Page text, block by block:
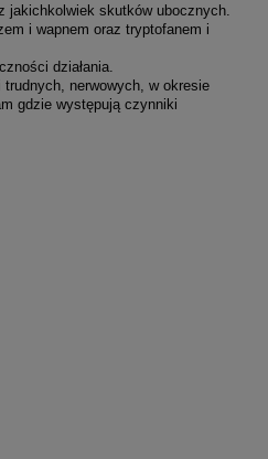
jakichkolwiek skutków ubocznych.
i wapnem oraz tryptofanem i
działania.
nerwowych, w okresie
gdzie występują czynniki